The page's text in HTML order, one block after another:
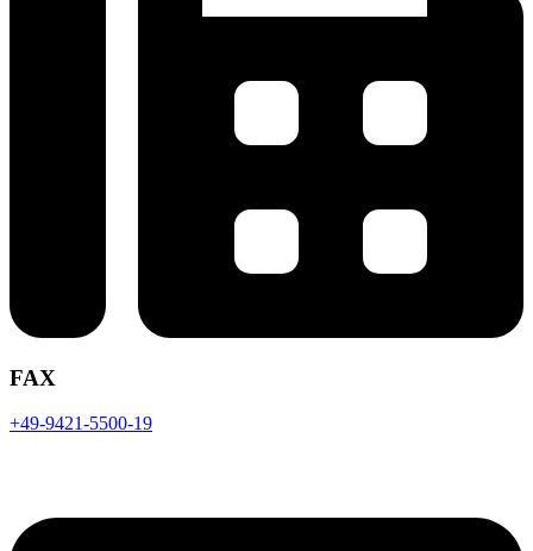
FAX
+49-9421-5500-19